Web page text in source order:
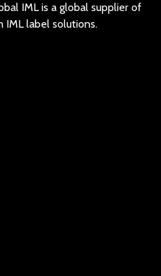
IML is a global supplier of
IML label solutions.